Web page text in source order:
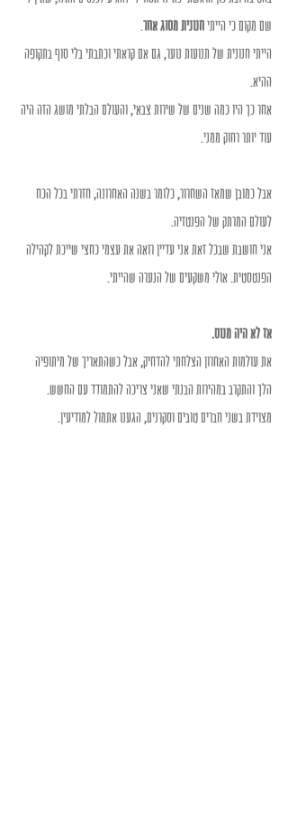
שם מקום כי הייתי חנונית מסוג אחר.
הייתי חנונית של תנועות נוער, גם אם קראתי וכתבתי בלי סוף בתקופה
ההיא.
אחר כך היו כמה שנים של שירות צבאי, והעולם הבלתי מושג הזה היה
עוד יותר רחוק ממני.
אבל כמובן שמאז השחרור, כלומר בשנה האחרונה, חזרתי בכל הכח
לעולם המרתק של הפנטזיה.
אני חושבת שבכל זאת אני עדיין רואה את עצמי כחצי שייכת לקהילה
הפנטסטית. אולי משקעים של הנערה שהייתי.
אז לא היה מנוס.
את עולמות האחרון הצלחתי להדחיק, אבל כשהתאריך של מיתופיה
הלך והתקרב במהירות הבנתי שאני צריכה להתמודד עם החשש.
מצוידת בשני חברים טובים וסקרנים, הגענו אתמול למודיעין.